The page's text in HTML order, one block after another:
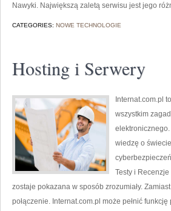
Nawyki. Największą zaletą serwisu jest jego
CATEGORIES: NOWE TECHNOLOGIE
Hosting i Serwery
Internat.com.pl
wszystkim
wiedzę o
Testy i
zostaje pokazana w sposób zrozumiały.
połączenie. Internat.com.pl może pełnić